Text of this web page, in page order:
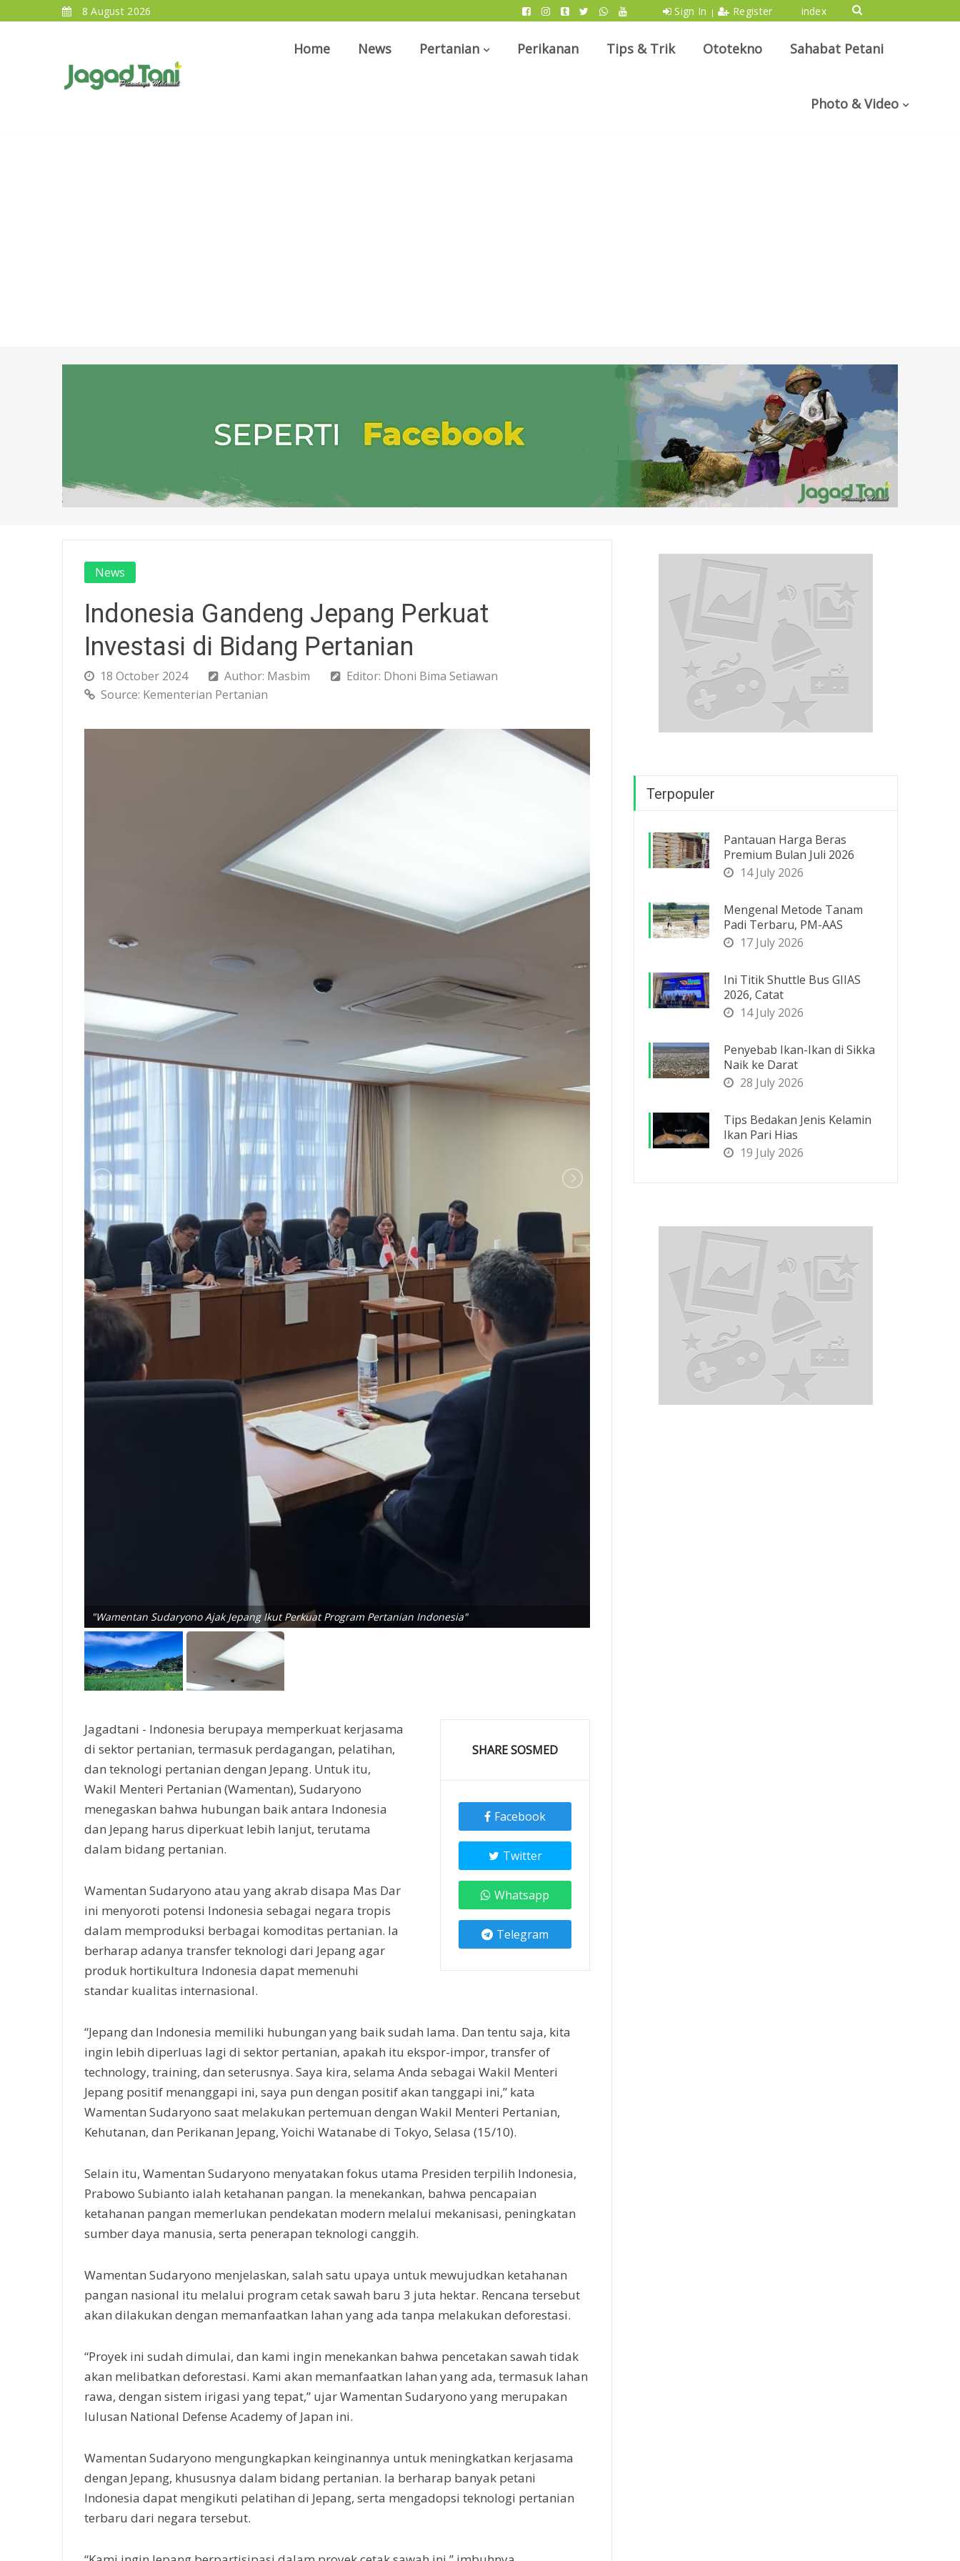
8 August 2026 Sign In | Register index
Home News Pertanian Perikanan Tips & Trik Ototekno Sahabat Petani
Photo & Video
News
Indonesia Gandeng Jepang Perkuat
Investasi di Bidang Pertanian
18 October 2024 Author: Masbim
Editor: Dhoni Bima Setiawan
Source: Kementerian Pertanian
"Wamentan Sudaryono Ajak Jepang Ikut Perkuat Program Pertanian Indonesia"
SHARE SOSMED
Facebook
Twitter
Whatsapp
Telegram
Jagadtani - Indonesia berupaya memperkuat kerjasama
di sektor pertanian, termasuk perdagangan, pelatihan,
dan teknologi pertanian dengan Jepang. Untuk itu,
Wakil Menteri Pertanian (Wamentan), Sudaryono
menegaskan bahwa hubungan baik antara Indonesia
dan Jepang harus diperkuat lebih lanjut, terutama
dalam bidang pertanian.
Wamentan Sudaryono atau yang akrab disapa Mas Dar
ini menyoroti potensi Indonesia sebagai negara tropis
dalam memproduksi berbagai komoditas pertanian. Ia
berharap adanya transfer teknologi dari Jepang agar
produk hortikultura Indonesia dapat memenuhi
standar kualitas internasional.
“Jepang dan Indonesia memiliki hubungan yang baik sudah lama. Dan tentu saja, kita
ingin lebih diperluas lagi di sektor pertanian, apakah itu ekspor-impor, transfer of
technology, training, dan seterusnya. Saya kira, selama Anda sebagai Wakil Menteri
Jepang positif menanggapi ini, saya pun dengan positif akan tanggapi ini,” kata
Wamentan Sudaryono saat melakukan pertemuan dengan Wakil Menteri Pertanian,
Kehutanan, dan Perikanan Jepang, Yoichi Watanabe di Tokyo, Selasa (15/10).
Selain itu, Wamentan Sudaryono menyatakan fokus utama Presiden terpilih Indonesia,
Prabowo Subianto ialah ketahanan pangan. Ia menekankan, bahwa pencapaian
ketahanan pangan memerlukan pendekatan modern melalui mekanisasi, peningkatan
sumber daya manusia, serta penerapan teknologi canggih.
Wamentan Sudaryono menjelaskan, salah satu upaya untuk mewujudkan ketahanan
pangan nasional itu melalui program cetak sawah baru 3 juta hektar. Rencana tersebut
akan dilakukan dengan memanfaatkan lahan yang ada tanpa melakukan deforestasi.
“Proyek ini sudah dimulai, dan kami ingin menekankan bahwa pencetakan sawah tidak
akan melibatkan deforestasi. Kami akan memanfaatkan lahan yang ada, termasuk lahan
rawa, dengan sistem irigasi yang tepat,” ujar Wamentan Sudaryono yang merupakan
lulusan National Defense Academy of Japan ini.
Wamentan Sudaryono mengungkapkan keinginannya untuk meningkatkan kerjasama
dengan Jepang, khususnya dalam bidang pertanian. Ia berharap banyak petani
Indonesia dapat mengikuti pelatihan di Jepang, serta mengadopsi teknologi pertanian
terbaru dari negara tersebut.
Terpopuler
Pantauan Harga Beras
Premium Bulan Juli 2026
14 July 2026
Mengenal Metode Tanam
Padi Terbaru, PM-AAS
17 July 2026
Ini Titik Shuttle Bus GIIAS
2026, Catat
14 July 2026
Penyebab Ikan-Ikan di Sikka
Naik ke Darat
28 July 2026
Tips Bedakan Jenis Kelamin
Ikan Pari Hias
19 July 2026